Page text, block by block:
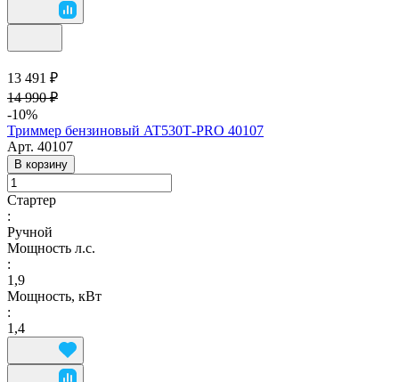
13 491 ₽
14 990 ₽
-10%
Триммер бензиновый AT530Т-PRO 40107
Арт. 40107
В корзину
Стартер
:
Ручной
Мощность л.с.
:
1,9
Мощность, кВт
:
1,4